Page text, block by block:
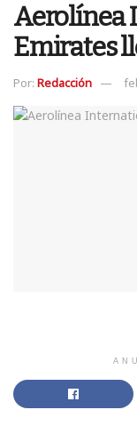
Aerolínea
Emirates
Por: Redacción